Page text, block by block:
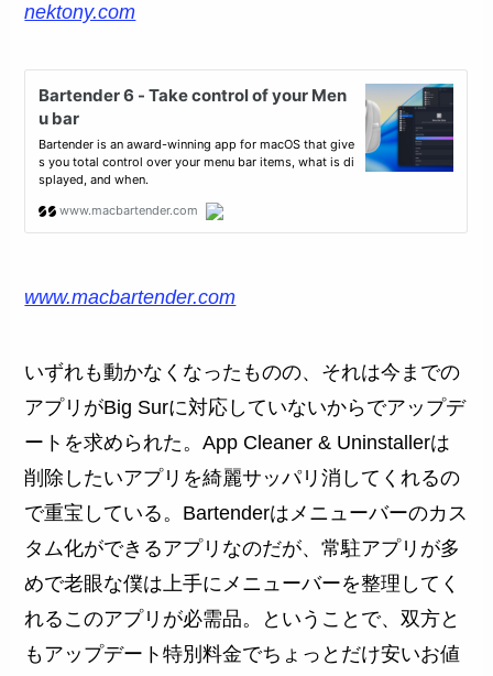
nektony.com
www.macbartender.com
いずれも動かなくなったものの、それは今までの
アプリがBig Surに対応していないからでアップデ
ートを求められた。App Cleaner & Uninstallerは
削除したいアプリを綺麗サッパリ消してくれるの
で重宝している。Bartenderはメニューバーのカス
タム化ができるアプリなのだが、常駐アプリが多
めで老眼な僕は上手にメニューバーを整理してく
れるこのアプリが必需品。ということで、双方と
もアップデート特別料金でちょっとだけ安いお値